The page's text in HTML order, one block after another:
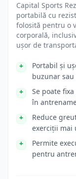
Capital Sports
portabilă cu
folosită pentru o
corporală,
ușor de
Portabil și
buzunar sau
Se poate
în
Reduce
exerciții mai
Permite
pentru